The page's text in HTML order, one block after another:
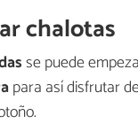
chalotas
se puede
para así disfrutar